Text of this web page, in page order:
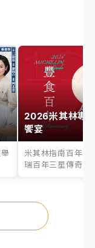
2026米其林專
饗宴
米其林指南百年之
瑞百年三星傳奇、